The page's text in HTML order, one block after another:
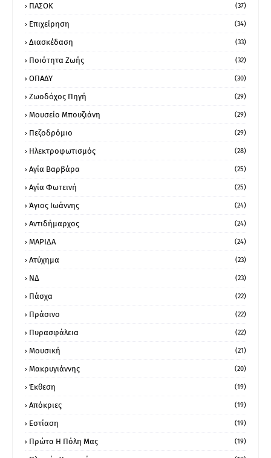
ΠΑΣΟΚ (37)
Επιχείρηση (34)
Διασκέδαση (33)
Ποιότητα Ζωής (32)
ΟΠΑΔΥ (30)
Ζωοδόχος Πηγή (29)
Μουσείο Μπουζιάνη (29)
Πεζοδρόμιο (29)
Ηλεκτροφωτισμός (28)
Αγία Βαρβάρα (25)
Αγία Φωτεινή (25)
Άγιος Ιωάννης (24)
Αντιδήμαρχος (24)
ΜΑΡΙΔΑ (24)
Ατύχημα (23)
ΝΔ (23)
Πάσχα (22)
Πράσινο (22)
Πυρασφάλεια (22)
Μουσική (21)
Μακρυγιάννης (20)
Έκθεση (19)
Απόκριες (19)
Εστίαση (19)
Πρώτα Η Πόλη Μας (19)